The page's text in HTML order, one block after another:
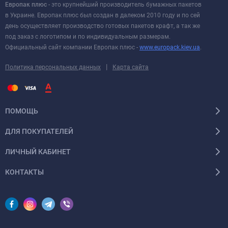
паперовими пакетами.
Також варто відзначити, що даний паперовий пакет
екологічний на всі 100%, бо не має всередині ламінованого
шару або стійкого до жиру напилення!
Европак плюс - это крупнейший производитель бумажных пакетов
в Украине. Европак плюс был создан в далеком 2010 году и по сей
день осуществляет производство готовых пакетов крафт, а так же
под заказ с логотипом и по индивидуальным размерам.
Официальный сайт компании Европак плюс - www.europack.kiev.ua.
Политика персональных данных | Карта сайта
ПОМОЩЬ
ДЛЯ ПОКУПАТЕЛЕЙ
ЛИЧНЫЙ КАБИНЕТ
КОНТАКТЫ